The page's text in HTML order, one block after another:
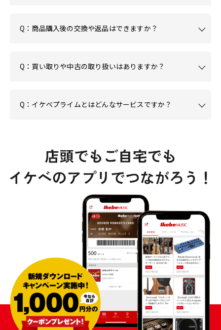
Q：商品購入後の交換や返品はできますか？
Q：買い取りや中古の取り扱いはありますか？
Q：イケベプライムとはどんなサービスですか？